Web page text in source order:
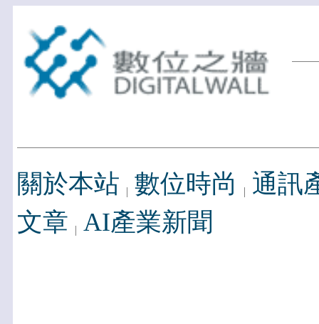
關於本站 數位時尚
通訊
文章 AI產業新聞